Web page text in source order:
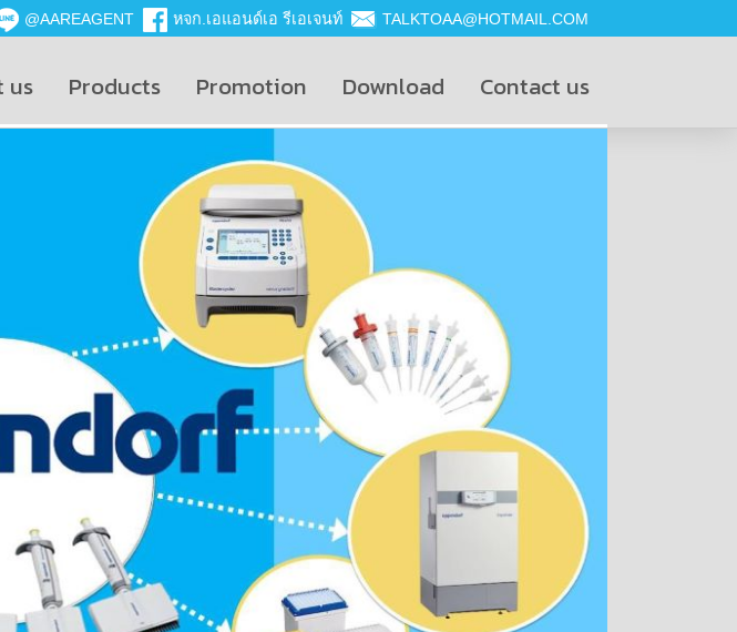
@AAREAGENT หจก.เอแอนด์เอ รีเอเจนท์ TALKTOAA@HOTMAIL.COM
us Products Promotion Download Contact us